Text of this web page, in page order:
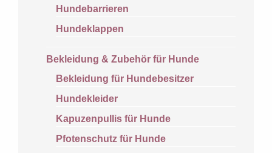
Hundebarrieren
Hundeklappen
Bekleidung & Zubehör für Hunde
Bekleidung für Hundebesitzer
Hundekleider
Kapuzenpullis für Hunde
Pfotenschutz für Hunde